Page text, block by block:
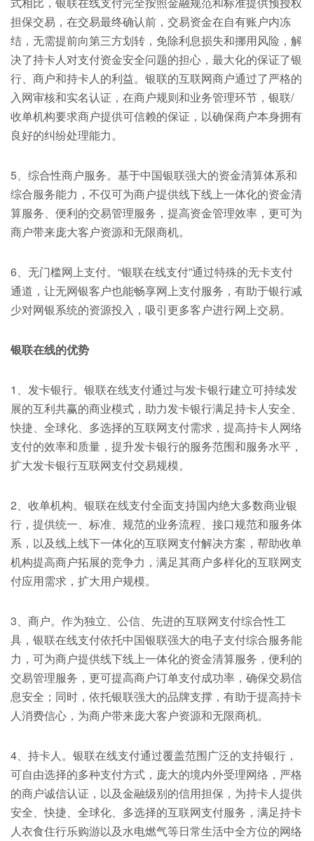
担保交易，在交易最终确认前，交易资金在自有账户内冻
结，无需提前向第三方划转，免除利息损失和挪用风险，解
决了持卡人对支付资金安全问题的担心，最大化的保证了银
行、商户和持卡人的利益。银联的互联网商户通过了严格的
入网审核和实名认证，在商户规则和业务管理环节，银联/
收单机构要求商户提供可信赖的保证，以确保商户本身拥有
良好的纠纷处理能力。
5、综合性商户服务。基于中国银联强大的资金清算体系和
综合服务能力，不仅可为商户提供线下线上一体化的资金清
算服务、便利的交易管理服务，提高资金管理效率，更可为
商户带来庞大客户资源和无限商机。
6、无门槛网上支付。“银联在线支付”通过特殊的无卡支付
通道，让无网银客户也能畅享网上支付服务，有助于银行减
少对网银系统的资源投入，吸引更多客户进行网上交易。
银联在线的优势
1、发卡银行。银联在线支付通过与发卡银行建立可持续发
展的互利共赢的商业模式，助力发卡银行满足持卡人安全、
快捷、全球化、多选择的互联网支付需求，提高持卡人网络
支付的效率和质量，提升发卡银行的服务范围和服务水平，
扩大发卡银行互联网支付交易规模。
2、收单机构。银联在线支付全面支持国内绝大多数商业银
行，提供统一、标准、规范的业务流程、接口规范和服务体
系，以及线上线下一体化的互联网支付解决方案，帮助收单
机构提高商户拓展的竞争力，满足其商户多样化的互联网支
付应用需求，扩大用户规模。
3、商户。作为独立、公信、先进的互联网支付综合性工
具，银联在线支付依托中国银联强大的电子支付综合服务能
力，可为商户提供线下线上一体化的资金清算服务，便利的
交易管理服务，更可提高商户订单支付成功率，确保交易信
息安全；同时，依托银联强大的品牌支撑，有助于提高持卡
人消费信心，为商户带来庞大客户资源和无限商机。
4、持卡人。银联在线支付通过覆盖范围广泛的支持银行，
可自由选择的多种支付方式，庞大的境内外受理网络，严格
的商户诚信认证，以及金融级别的信用担保，为持卡人提供
安全、快捷、全球化、多选择的互联网支付服务，满足持卡
人衣食住行乐购游以及水电燃气等日常生活中全方位的网络